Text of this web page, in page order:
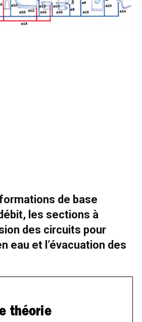
de base
les sections à
des circuits pour
eau et l’évacuation des